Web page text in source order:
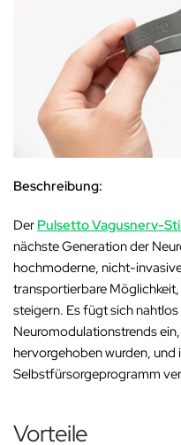
Beschreibung:
Der Pulsetto Vagusnerv-
nächste Generation der
hochmoderne, nicht-
transportierbare
steigern. Es fügt sich
Neuromodulationstrends
hervorgehoben wurden, und
Selbstfürsorgeprogramm
Vorteile